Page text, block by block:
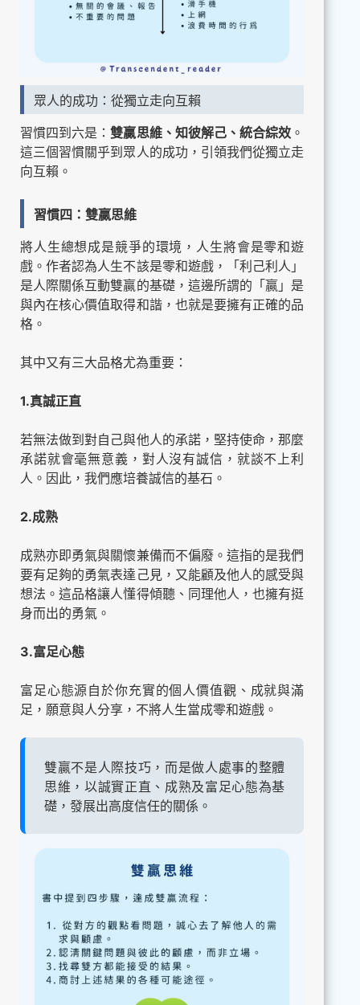
眾人的成功：從獨立走向互賴
習慣四到六是：雙贏思維、知彼解己、統合綜效 。
這三個習慣關乎到眾人的成功，引領我們從獨立走
向互賴。
習慣四：雙贏思維
將人生總想成是競爭的環境，人生將會是零和遊
戲。作者認為人生不該是零和遊戲，「利己利人」
是人際關係互動雙贏的基礎，這邊所謂的「贏」是
與內在核心價值取得和諧，也就是要擁有正確的品
格。
其中又有三大品格尤為重要：
1.真誠正直
若無法做到對自己與他人的承諾，堅持使命，那麼
承諾就會毫無意義，對人沒有誠信，就談不上利
人。因此，我們應培養誠信的基石。
2.成熟
成熟亦即勇氣與關懷兼備而不偏廢。這指的是我們
要有足夠的勇氣表達己見，又能顧及他人的感受與
想法。這品格讓人懂得傾聽、同理他人，也擁有挺
身而出的勇氣。
3.富足心態
富足心態源自於你充實的個人價值觀、成就與滿
足，願意與人分享，不將人生當成零和遊戲。
雙贏不是人際技巧，而是做人處事的整體
思維，以誠實正直、成熟及富足心態為基
礎，發展出高度信任的關係。